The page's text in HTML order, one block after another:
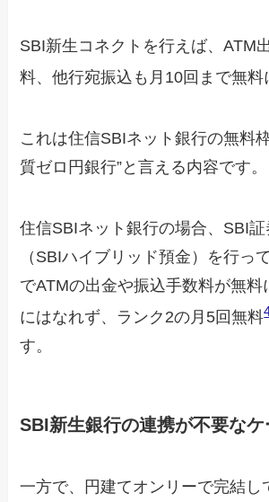
SBI新生コネクトを行えば、ATM
料、他行宛振込も月10回まで無料
これは住信SBIネット銀行の無料
質ゼロ円銀行”と言える内容です。
住信SBIネット銀行の場合、SBI
（SBIハイブリッド預金）を行っ
でATMの出金や振込手数料が無料
にはなれず、ランク2の月5回無料
す。
SBI新生銀行の連携が不要なケ
一方で、円建てオンリーで完結し